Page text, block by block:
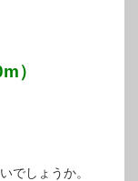
）
でしょうか。